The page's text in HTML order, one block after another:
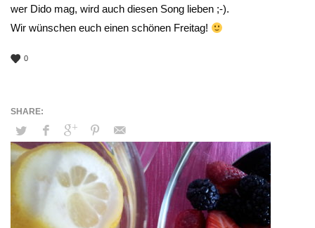
wer Dido mag, wird auch diesen Song lieben ;-).
Wir wünschen euch einen schönen Freitag!
0